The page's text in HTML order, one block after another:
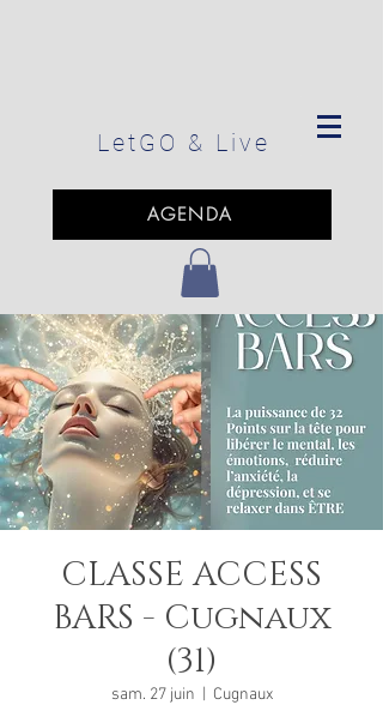
LetGO & Live
AGENDA
CLASSE ACCESS
BARS - Cugnaux
(31)
sam. 27 juin Cugnaux